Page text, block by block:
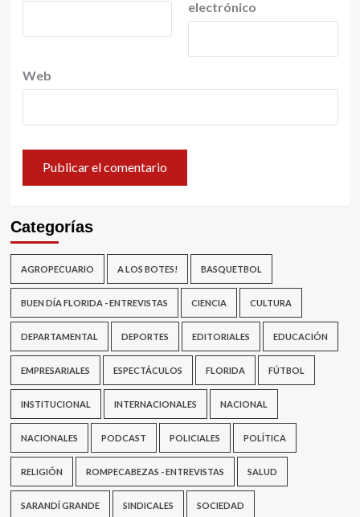
electrónico
Web
Categorías
AGROPECUARIO A LOS BOTES! BASQUETBOL
BUEN DÍA FLORIDA - ENTREVISTAS CIENCIA CULTURA
DEPARTAMENTAL DEPORTES EDITORIALES EDUCACIÓN
EMPRESARIALES ESPECTÁCULOS FLORIDA FÚTBOL
INSTITUCIONAL INTERNACIONALES NACIONAL
NACIONALES PODCAST POLICIALES POLÍTICA
RELIGIÓN ROMPECABEZAS - ENTREVISTAS SALUD
SARANDÍ GRANDE SINDICALES SOCIEDAD